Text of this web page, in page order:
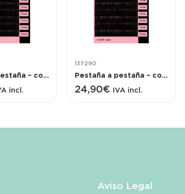
Pestaña a pestaña – colocación de extensiones – talla única – D
incl.
137290
Pestaña a pestaña – colocación de extensiones – talla única – D
24,90€ IVA incl.
Aviso Legal